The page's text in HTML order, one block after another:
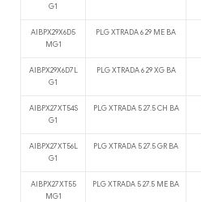
G1
AIBPX29X6D5
MG1
PLG XTRADA 6 29 ME BA
AIBPX29X6D7L
G1
PLG XTRADA 6 29 XG BA
AIBPX27XT54S
G1
PLG XTRADA 5 27.5 CH BA
AIBPX27XT56L
G1
PLG XTRADA 5 27.5 GR BA
AIBPX27XT55
MG1
PLG XTRADA 5 27.5 ME BA